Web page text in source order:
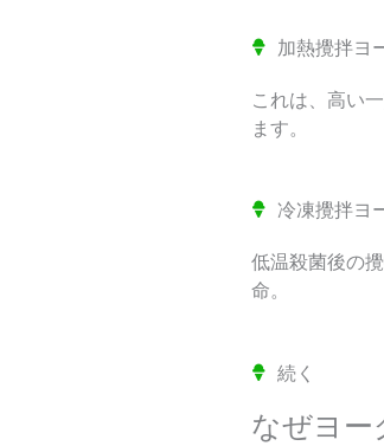
加熱攪拌ヨ
これは、高い
ます。
冷凍攪拌ヨ
低温殺菌後の
命。
続く
なぜヨー